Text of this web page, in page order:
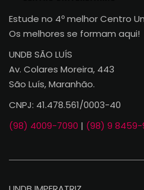
Estude no 4º melhor Centro
Os melhores se formam aqui!
UNDB SÃO LUÍS
Av. Colares Moreira, 443
São Luís, Maranhão.
CNPJ: 41.478.561/0003-40
(98) 4009-7090 | (98) 9 8459-